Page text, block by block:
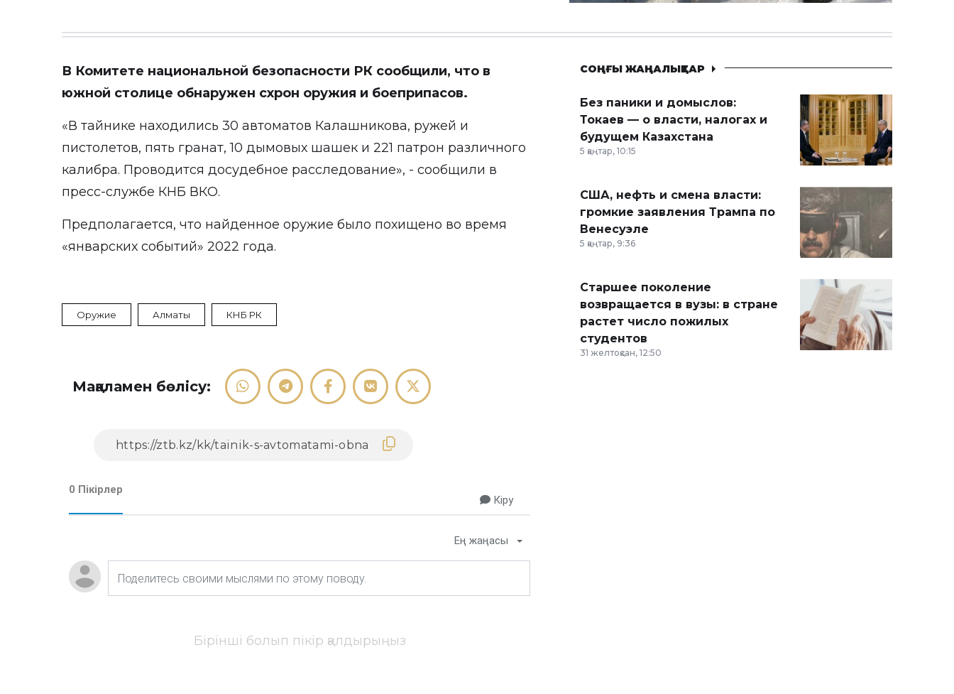
В Комитете национальной безопасности РК сообщили, что в
южной столице обнаружен схрон оружия и боеприпасов.
«В тайнике находились 30 автоматов Калашникова, ружей и
пистолетов, пять гранат, 10 дымовых шашек и 221 патрон различного
калибра. Проводится досудебное расследование», - сообщили в
пресс-службе КНБ ВКО.
Предполагается, что найденное оружие было похищено во время
«январских событий» 2022 года.
Оружие Алматы КНБ РК
Мақаламен бөлісу:
0 Пікірлер
Кіру
Ең жаңасы
Бірінші болып пікір қалдырыңыз
СОҢҒЫ ЖАҢАЛЫҚТАР
Без паники и домыслов:
Токаев — о власти, налогах и
будущем Казахстана
5 қаңтар, 10:15
США, нефть и смена власти:
громкие заявления Трампа по
Венесуэле
5 қаңтар, 9:36
Старшее поколение
возвращается в вузы: в стране
растет число пожилых
студентов
31 желтоқсан, 12:50